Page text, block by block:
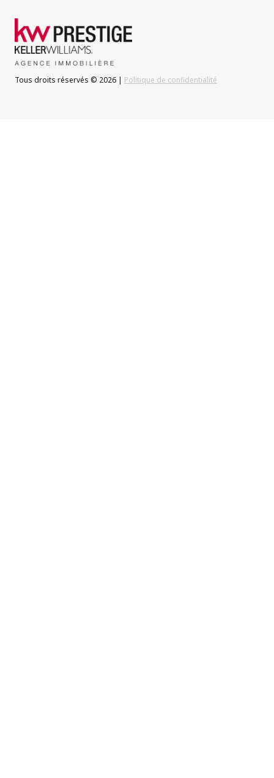
Tous droits réservés © 2026 | Politique de confidentialité